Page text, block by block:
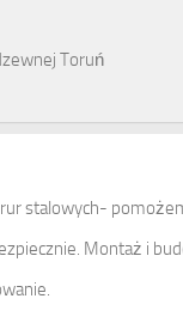
Toruń
stalowych-
Montaż i